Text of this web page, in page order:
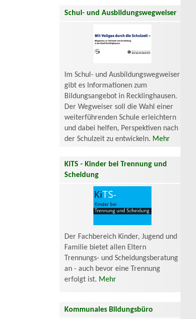
Schul- und Ausbildungswegweiser
Im Schul- und Ausbildungswegweiser
gibt es Informationen zum
Bildungsangebot in Recklinghausen.
Der Wegweiser soll die Wahl einer
weiterführenden Schule erleichtern
und dabei helfen, Perspektiven nach
der Schulzeit zu entwickeln. Mehr
KiTS - Kinder bei Trennung und
Scheidung
Der Fachbereich Kinder, Jugend und
Familie bietet allen Eltern
Trennungs- und Scheidungsberatung
an - auch bevor eine Trennung
erfolgt ist. Mehr
Kommunales Bildungsbüro